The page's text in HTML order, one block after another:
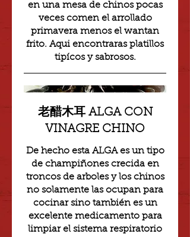
en una mesa de chinos pocas
veces comen el arrollado
primavera menos el wantan
frito. Aqui encontraras platillos
tipícos y sabrosos.
老醋木耳 ALGA CON
VINAGRE CHINO
De hecho esta ALGA es un tipo
de champiñones crecida en
troncos de arboles y los chinos
no solamente las ocupan para
cocinar sino también es un
excelente medicamento para
limpiar el sistema respiratorio